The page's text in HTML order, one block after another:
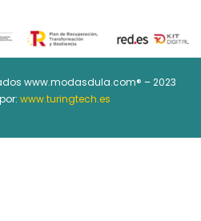
www.modasdula.com® – 2023
www.turingtech.es